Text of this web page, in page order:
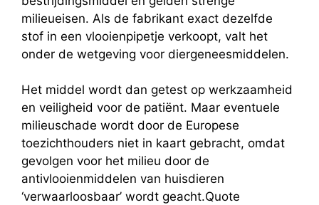
milieueisen. Als de fabrikant exact dezelfde
stof in een vlooienpipetje verkoopt, valt het
onder de wetgeving voor diergeneesmiddelen.
Het middel wordt dan getest op werkzaamheid
en veiligheid voor de patiënt. Maar eventuele
milieuschade wordt door de Europese
toezichthouders niet in kaart gebracht, omdat
gevolgen voor het milieu door de
antivlooienmiddelen van huisdieren
‘verwaarloosbaar’ wordt geacht.Quote